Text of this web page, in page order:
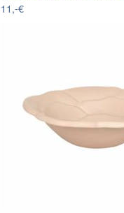
11,-€